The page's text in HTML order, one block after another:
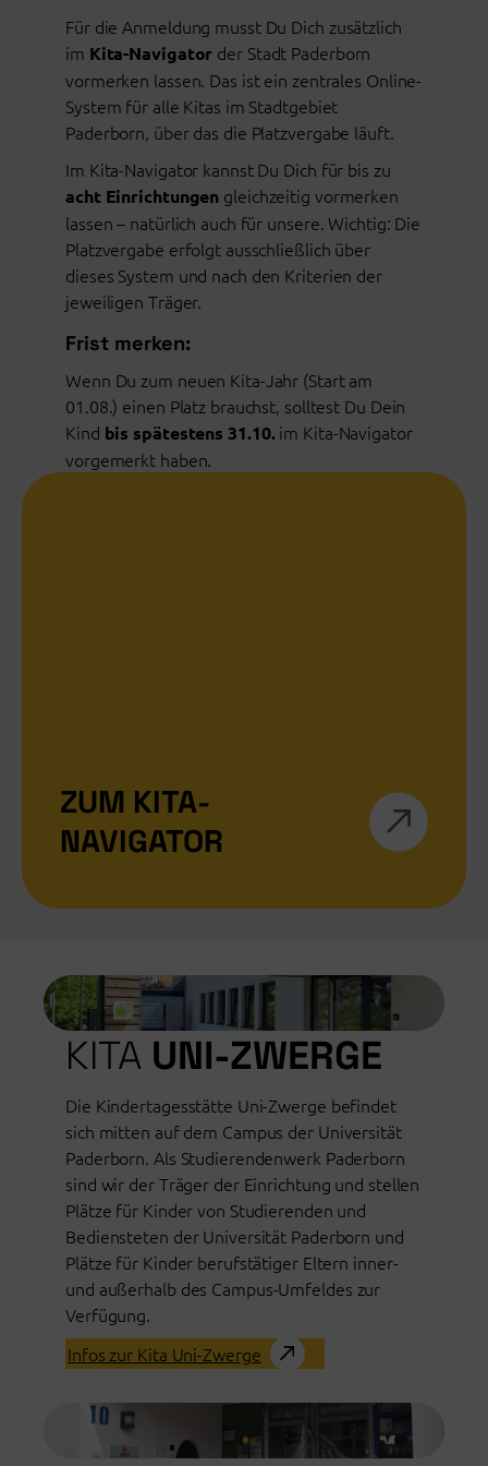
Für die Anmeldung musst Du Dich zusätzlich
im Kita-Navigator der Stadt Paderborn
vormerken lassen. Das ist ein zentrales Online-
System für alle Kitas im Stadtgebiet
Paderborn, über das die Platzvergabe läuft.
Im Kita-Navigator kannst Du Dich für bis zu
acht Einrichtungen gleichzeitig vormerken
lassen – natürlich auch für unsere. Wichtig: Die
Platzvergabe erfolgt ausschließlich über
dieses System und nach den Kriterien der
jeweiligen Träger.
Frist merken:
Wenn Du zum neuen Kita-Jahr (Start am
01.08.) einen Platz brauchst, solltest Du Dein
Kind bis spätestens 31.10.im Kita-Navigator
vorgemerkt haben.
ZUM KITA-
NAVIGATOR
KITA UNI-ZWERGE
Die Kindertagesstätte Uni-Zwerge befindet
sich mitten auf dem Campus der Universität
Paderborn. Als Studierendenwerk Paderborn
sind wir der Träger der Einrichtung und stellen
Plätze für Kinder von Studierenden und
Bediensteten der Universität Paderborn und
Plätze für Kinder berufstätiger Eltern inner-
und außerhalb des Campus-Umfeldes zur
Verfügung.
Infos zur Kita Uni-Zwerge